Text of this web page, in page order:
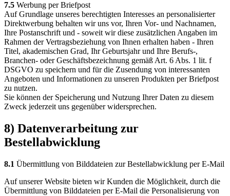
7.5 Werbung per Briefpost
Auf Grundlage unseres berechtigten Interesses an personalisierter
Direktwerbung behalten wir uns vor, Ihren Vor- und Nachnamen,
Ihre Postanschrift und - soweit wir diese zusätzlichen Angaben im
Rahmen der Vertragsbeziehung von Ihnen erhalten haben - Ihren
Titel, akademischen Grad, Ihr Geburtsjahr und Ihre Berufs-,
Branchen- oder Geschäftsbezeichnung gemäß Art. 6 Abs. 1 lit. f
DSGVO zu speichern und für die Zusendung von interessanten
Angeboten und Informationen zu unseren Produkten per Briefpost
zu nutzen.
Sie können der Speicherung und Nutzung Ihrer Daten zu diesem
Zweck jederzeit uns gegenüber widersprechen.
8) Datenverarbeitung zur
Bestellabwicklung
8.1 Übermittlung von Bilddateien zur Bestellabwicklung per E-Mail
Auf unserer Website bieten wir Kunden die Möglichkeit, durch die
Übermittlung von Bilddateien per E-Mail die Personalisierung von